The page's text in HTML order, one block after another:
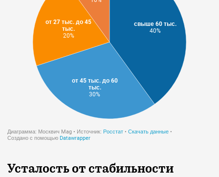
Усталость от стабильности